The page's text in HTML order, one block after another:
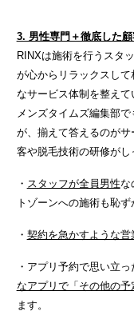
3. 男性専門＋徹底した
RINXは施術を行うスタ
が心からリラックスし
なサービス体制を整えて
メンズタイムズ編集部
が、揃えて答えるのが
客や脱毛技術の研修がし
・ スタッフが全員男性な
トゾーンへの施術も恥
・ 契約を急かすような営
・アプリ予約で思い立っ
なアプリで「その他の
ます。